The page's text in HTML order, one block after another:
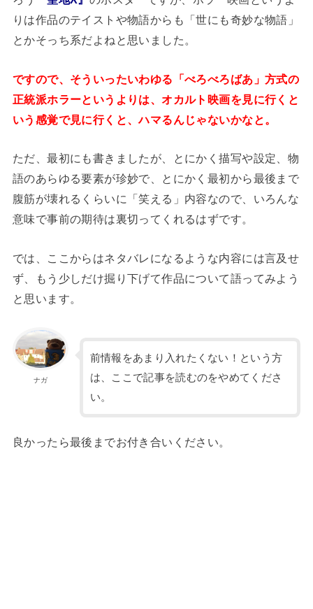
りは作品のテイストや物語からも「世にも奇妙な物語」
とかそっち系だよねと思いました。
ですので、そういったいわゆる「べろべろばあ」方式の
正統派ホラーというよりは、オカルト映画を見に行くと
いう感覚で見に行くと、ハマるんじゃないかなと。
ただ、最初にも書きましたが、とにかく描写や設定、物
語のあらゆる要素が珍妙で、とにかく最初から最後まで
腹筋が壊れるくらいに「笑える」内容なので、いろんな
意味で事前の期待は裏切ってくれるはずです。
では、ここからはネタバレになるような内容には言及せ
ず、もう少しだけ掘り下げて作品について語ってみよう
と思います。
ナガ
前情報をあまり入れたくない！という方
は、ここで記事を読むのをやめてくださ
い。
良かったら最後までお付き合いください。